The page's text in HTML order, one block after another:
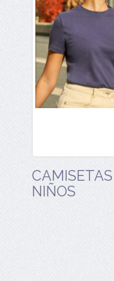
NIÑOS